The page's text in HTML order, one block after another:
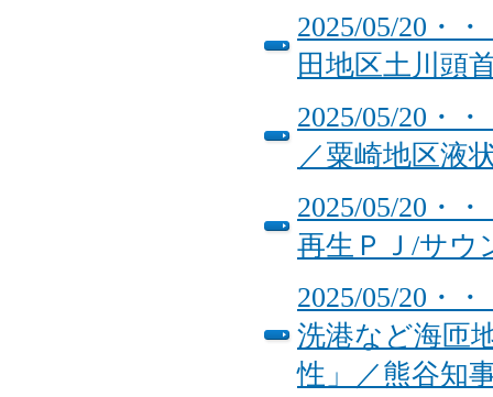
2025/05/20・
田地区土川頭
2025/05/20・
／粟崎地区液
2025/05/20・
再生ＰＪ/サウ
2025/05/20・
洗港など海匝
性」／熊谷知